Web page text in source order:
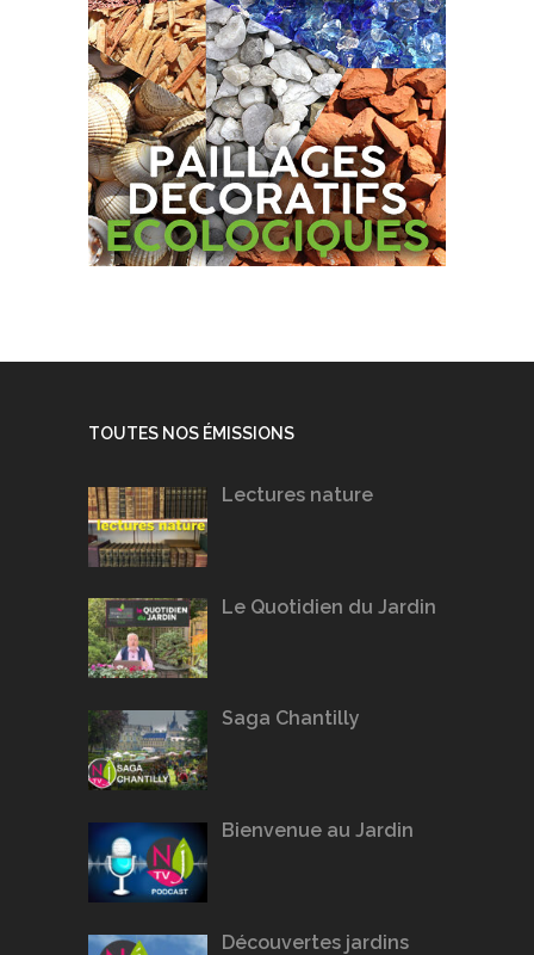
TOUTES NOS ÉMISSIONS
Lectures nature
Le Quotidien du Jardin
Saga Chantilly
Bienvenue au Jardin
Découvertes jardins